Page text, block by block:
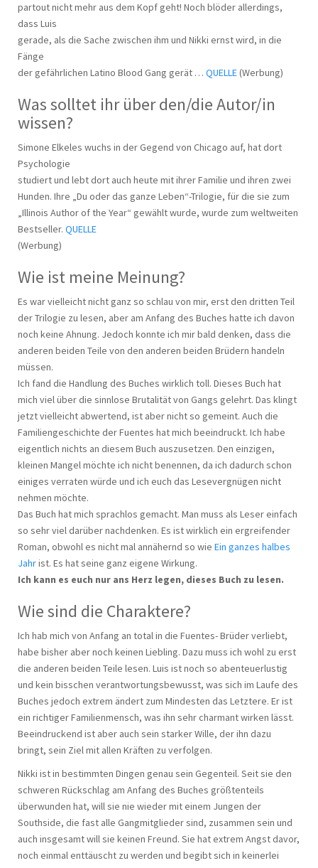
partout nicht mehr aus dem Kopf geht! Noch blöder allerdings,
dass Luis
gerade, als die Sache zwischen ihm und Nikki ernst wird, in die
Fänge
der gefährlichen Latino Blood Gang gerät … QUELLE(Werbung)
Was solltet ihr über den/die Autor/in
wissen?
Simone Elkeles wuchs in der Gegend von Chicago auf, hat dort
Psychologie
studiert und lebt dort auch heute mit ihrer Familie und ihren zwei
Hunden. Ihre „Du oder das ganze Leben“-Trilogie, für die sie zum
„Illinois Author of the Year“ gewählt wurde, wurde zum weltweiten
Bestseller. QUELLE
(Werbung)
Wie ist meine Meinung?
Es war vielleicht nicht ganz so schlau von mir, erst den dritten Teil
der Trilogie zu lesen, aber am Anfang des Buches hatte ich davon
noch keine Ahnung. Jedoch konnte ich mir bald denken, dass die
anderen beiden Teile von den anderen beiden Brüdern handeln
müssen.
Ich fand die Handlung des Buches wirklich toll. Dieses Buch hat
mich viel über die sinnlose Brutalität von Gangs gelehrt. Das klingt
jetzt vielleicht abwertend, ist aber nicht so gemeint. Auch die
Familiengeschichte der Fuentes hat mich beeindruckt. Ich habe
eigentlich nichts an diesem Buch auszusetzen. Den einzigen,
kleinen Mangel möchte ich nicht benennen, da ich dadurch schon
einiges verraten würde und ich euch das Lesevergnügen nicht
nehmen möchte.
Das Buch hat mich sprachlos gemacht. Man muss als Leser einfach
so sehr viel darüber nachdenken. Es ist wirklich ein ergreifender
Roman, obwohl es nicht mal annähernd so wie Ein ganzes halbes
Jahrist. Es hat seine ganz eigene Wirkung.
Ich kann es euch nur ans Herz legen, dieses Buch zu lesen.
Wie sind die Charaktere?
Ich hab mich von Anfang an total in die Fuentes- Brüder verliebt,
habe bisher aber noch keinen Liebling. Dazu muss ich wohl zu erst
die anderen beiden Teile lesen. Luis ist noch so abenteuerlustig
und kein bisschen verantwortungsbewusst, was sich im Laufe des
Buches jedoch extrem ändert zum Mindesten das Letztere. Er ist
ein richtiger Familienmensch, was ihn sehr charmant wirken lässt.
Beeindruckend ist aber auch sein starker Wille, der ihn dazu
bringt, sein Ziel mit allen Kräften zu verfolgen.
Nikki ist in bestimmten Dingen genau sein Gegenteil. Seit sie den
schweren Rückschlag am Anfang des Buches größtenteils
überwunden hat, will sie nie wieder mit einem Jungen der
Southside, die fast alle Gangmitglieder sind, zusammen sein und
auch insgesamt will sie keinen Freund. Sie hat extrem Angst davor,
noch einmal enttäuscht zu werden und begibt sich in keinerlei